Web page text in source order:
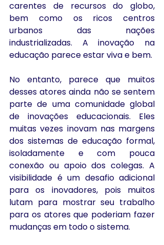
carentes de recursos do globo,
bem como os ricos centros
urbanos das nações
industrializadas. A inovação na
educação parece estar viva e bem.
No entanto, parece que muitos
desses atores ainda não se sentem
parte de uma comunidade global
de inovações educacionais. Eles
muitas vezes inovam nas margens
dos sistemas de educação formal,
isoladamente e com pouca
conexão ou apoio dos colegas. A
visibilidade é um desafio adicional
para os inovadores, pois muitos
lutam para mostrar seu trabalho
para os atores que poderiam fazer
mudanças em todo o sistema.